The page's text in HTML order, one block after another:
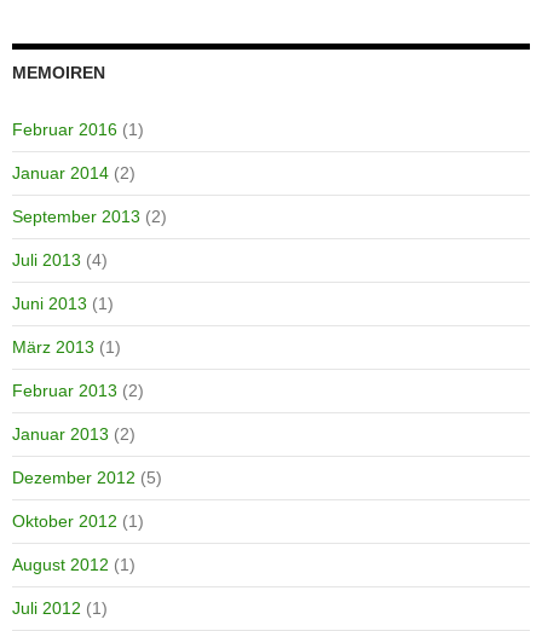
MEMOIREN
Februar 2016 (1)
Januar 2014 (2)
September 2013 (2)
Juli 2013 (4)
Juni 2013 (1)
März 2013 (1)
Februar 2013 (2)
Januar 2013 (2)
Dezember 2012 (5)
Oktober 2012 (1)
August 2012 (1)
Juli 2012 (1)